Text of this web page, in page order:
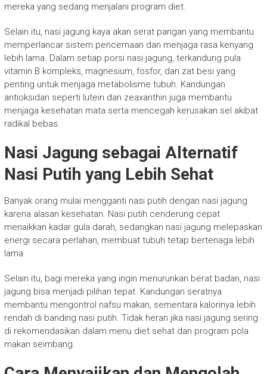
mereka yang sedang menjalani program diet.
Selain itu, nasi jagung kaya akan serat pangan yang membantu
memperlancar sistem pencernaan dan menjaga rasa kenyang
lebih lama. Dalam setiap porsi nasi jagung, terkandung pula
vitamin B kompleks, magnesium, fosfor, dan zat besi yang
penting untuk menjaga metabolisme tubuh. Kandungan
antioksidan seperti lutein dan zeaxanthin juga membantu
menjaga kesehatan mata serta mencegah kerusakan sel akibat
radikal bebas.
Nasi Jagung sebagai Alternatif
Nasi Putih yang Lebih Sehat
Banyak orang mulai mengganti nasi putih dengan nasi jagung
karena alasan kesehatan. Nasi putih cenderung cepat
menaikkan kadar gula darah, sedangkan nasi jagung melepaskan
energi secara perlahan, membuat tubuh tetap bertenaga lebih
lama.
Selain itu, bagi mereka yang ingin menurunkan berat badan, nasi
jagung bisa menjadi pilihan tepat. Kandungan seratnya
membantu mengontrol nafsu makan, sementara kalorinya lebih
rendah di banding nasi putih. Tidak heran jika nasi jagung sering
di rekomendasikan dalam menu diet sehat dan program pola
makan seimbang.